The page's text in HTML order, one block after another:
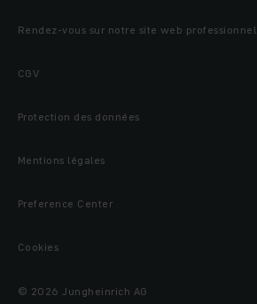
Rendez-vous sur notre site web professionnel
CGV
Protection des données
Mentions légales
Preference Center
Cookies
© 2026 Jungheinrich AG